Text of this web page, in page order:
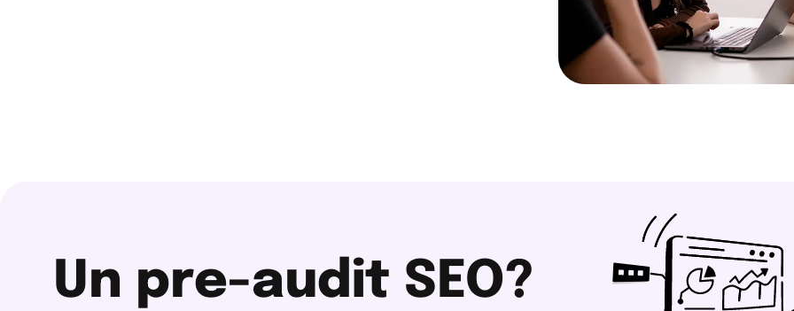
Un pre-audit SEO?